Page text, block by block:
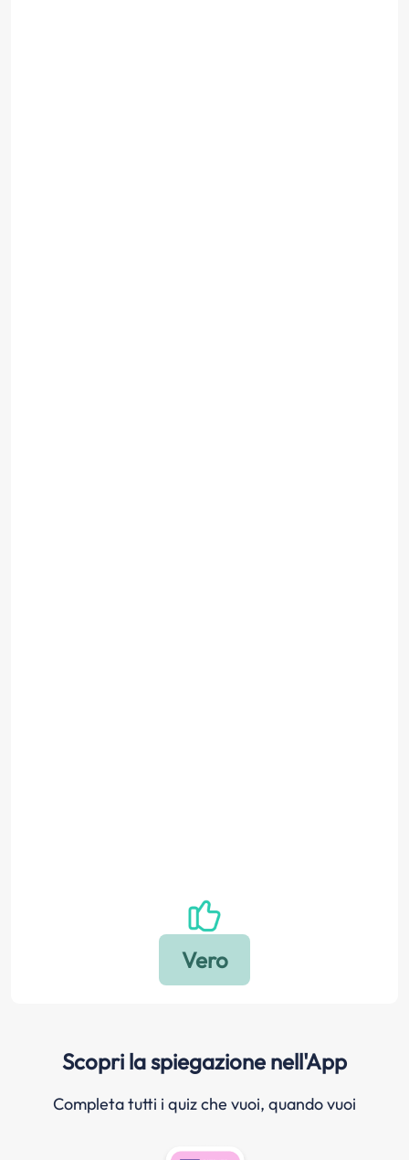
Scopri la spiegazione nell'App
Completa tutti i quiz che vuoi, quando vuoi